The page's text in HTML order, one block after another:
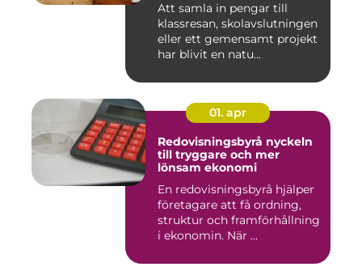
Att samla in pengar till
klassresan, skolavslutningen
eller ett gemensamt projekt
har blivit en natu...
01. apr
Redovisningsbyrå nyckeln
till tryggare och mer
lönsam ekonomi
En redovisningsbyrå hjälper
företagare att få ordning,
struktur och framförhållning
i ekonomin. När ...